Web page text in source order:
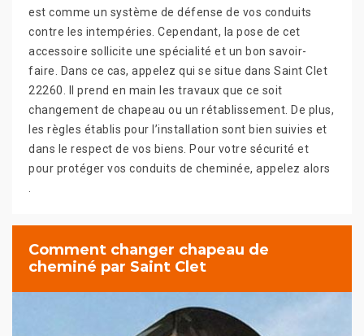
est comme un système de défense de vos conduits
contre les intempéries. Cependant, la pose de cet
accessoire sollicite une spécialité et un bon savoir-
faire. Dans ce cas, appelez qui se situe dans Saint Clet
22260. Il prend en main les travaux que ce soit
changement de chapeau ou un rétablissement. De plus,
les règles établis pour l’installation sont bien suivies et
dans le respect de vos biens. Pour votre sécurité et
pour protéger vos conduits de cheminée, appelez alors
Comment changer chapeau de
cheminé par Saint Clet